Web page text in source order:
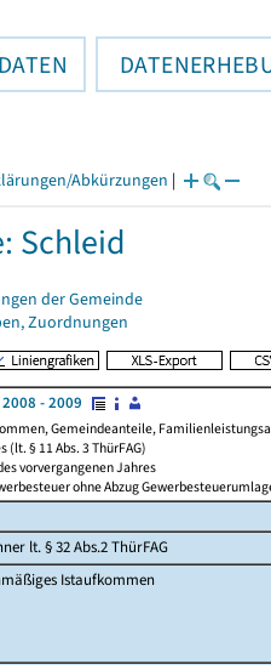
Abkürzungen |
Schleid
der Gemeinde
Zuordnungen
- 2009
Gemeindeanteile,
(lt. § 11 Abs. 3 ThürFAG)
vorvergangenen Jahres
ohne Abzug
lt. § 32 Abs.2 ThürFAG
Istaufkommen